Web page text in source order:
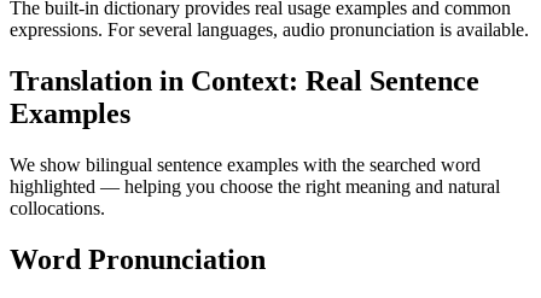
The built-in dictionary provides real usage examples and common
expressions. For several languages, audio pronunciation is available.
Translation in Context: Real Sentence
Examples
We show bilingual sentence examples with the searched word
highlighted — helping you choose the right meaning and natural
collocations.
Word Pronunciation